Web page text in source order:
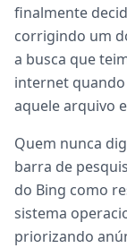
finalmente
corrigindo um
a busca que
internet
aquele arquivo
Quem nunca
barra de
do Bing como
sistema
priorizando